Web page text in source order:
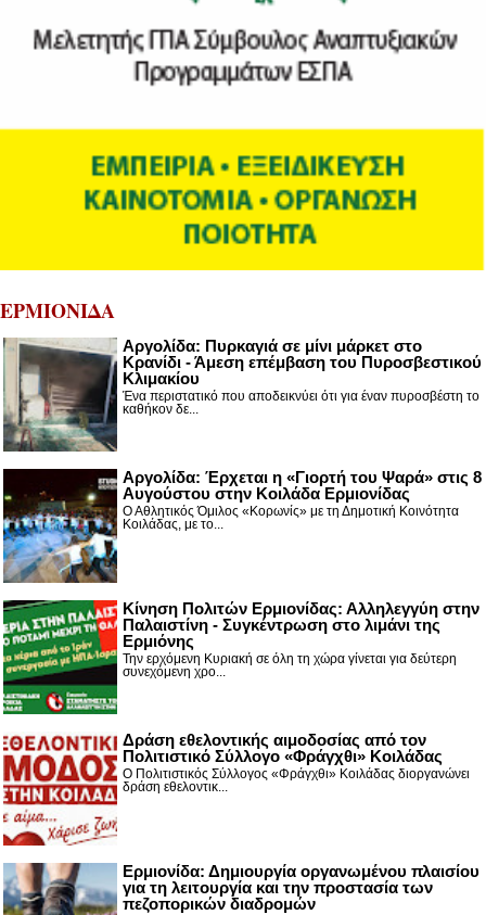
ΕΡΜΙΟΝΙΔΑ
Αργολίδα: Πυρκαγιά σε μίνι μάρκετ στο
Κρανίδι - Άμεση επέμβαση του Πυροσβεστικού
Κλιμακίου
Ένα περιστατικό που αποδεικνύει ότι για έναν πυροσβέστη το
καθήκον δε...
Αργολίδα: Έρχεται η «Γιορτή του Ψαρά» στις 8
Αυγούστου στην Κοιλάδα Ερμιονίδας
Ο Αθλητικός Όμιλος «Κορωνίς» με τη Δημοτική Κοινότητα
Κοιλάδας, με το...
Κίνηση Πολιτών Ερμιονίδας: Αλληλεγγύη στην
Παλαιστίνη - Συγκέντρωση στο λιμάνι της
Ερμιόνης
Την ερχόμενη Κυριακή σε όλη τη χώρα γίνεται για δεύτερη
συνεχόμενη χρο...
Δράση εθελοντικής αιμοδοσίας από τον
Πολιτιστικό Σύλλογο «Φράγχθι» Κοιλάδας
Ο Πολιτιστικός Σύλλογος «Φράγχθι» Κοιλάδας διοργανώνει
δράση εθελοντικ...
Ερμιονίδα: Δημιουργία οργανωμένου πλαισίου
για τη λειτουργία και την προστασία των
πεζοπορικών διαδρομών